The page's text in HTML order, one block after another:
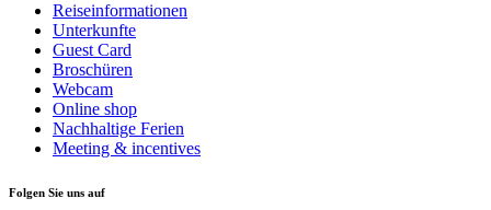
Reiseinformationen
Unterkunfte
Guest Card
Broschüren
Webcam
Online shop
Nachhaltige Ferien
Meeting & incentives
Folgen Sie uns auf